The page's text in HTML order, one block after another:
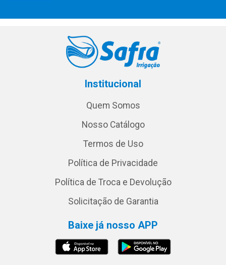
Institucional
Quem Somos
Nosso Catálogo
Termos de Uso
Política de Privacidade
Política de Troca e Devolução
Solicitação de Garantia
Baixe já nosso APP